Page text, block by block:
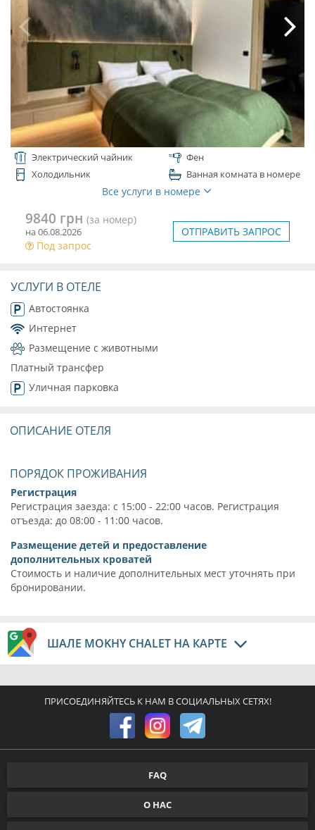
Электрический чайник
Фен
Холодильник
Ванная комната в номере
Все услуги в номере
9840 грн (за номер)
на 06.08.2026
Под запрос
ОТПРАВИТЬ ЗАПРОС
УСЛУГИ В ОТЕЛЕ
Автостоянка
Интернет
Размещение с животными
Платный трансфер
Уличная парковка
ОПИСАНИЕ ОТЕЛЯ
ПОРЯДОК ПРОЖИВАНИЯ
Регистрация
Регистрация заезда: с 15:00 - 22:00 часов. Регистрация
отъезда: до 08:00 - 11:00 часов.
Размещение детей и предоставление
дополнительных кроватей
Стоимость и наличие дополнительных мест уточнять при
бронировании.
ШАЛЕ MOKHY CHALET НА КАРТЕ
ПРИСОЕДИНЯЙТЕСЬ К НАМ В СОЦИАЛЬНЫХ СЕТЯХ!
FAQ
О НАС